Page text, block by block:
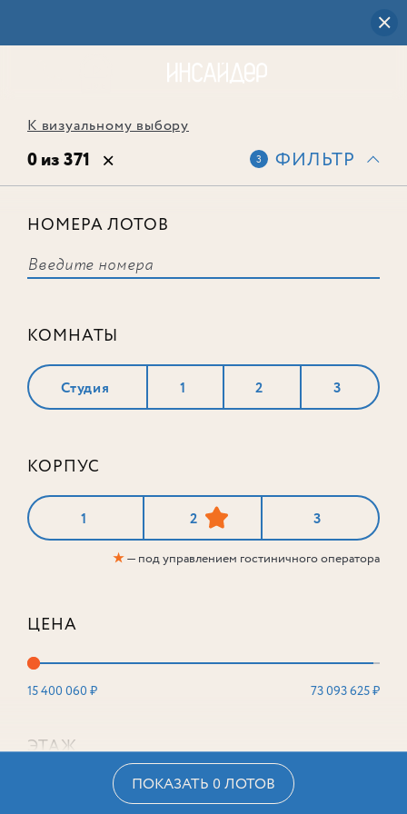
К визуальному выбору
0 из 371 3 ФИЛЬТР
НОМЕРА ЛОТОВ
КОМНАТЫ
Студия 1 2 3
КОРПУС
1 2 3
★— под управлением гостиничного оператора
ЦЕНА
15 400 060 ₽ 73 093 625 ₽
ЭТАЖ
ПОКАЗАТЬ 0 ЛОТОВ
соответствует ни одного лота